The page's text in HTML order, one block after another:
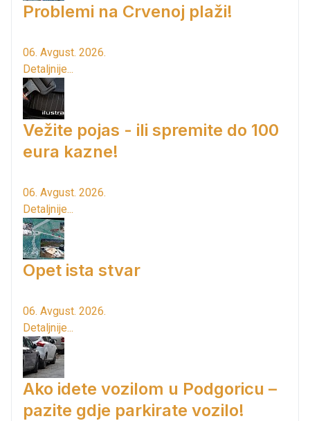
Problemi na Crvenoj plaži!
06. Avgust. 2026.
Detaljnije...
Vežite pojas - ili spremite do 100
eura kazne!
06. Avgust. 2026.
Detaljnije...
Opet ista stvar
06. Avgust. 2026.
Detaljnije...
Ako idete vozilom u Podgoricu –
pazite gdje parkirate vozilo!